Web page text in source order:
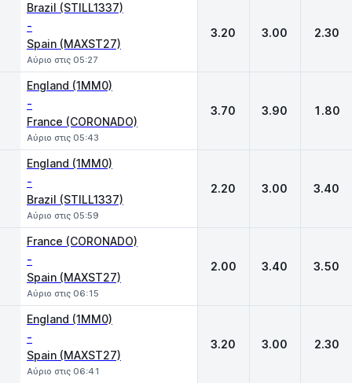
Brazil (STILL1337)
-
Spain (MAXST27)
Αύριο στις 05:27
3.20 3.00 2.30
England (1MM0)
-
France (CORONADO)
Αύριο στις 05:43
3.70 3.90 1.80
England (1MM0)
-
Brazil (STILL1337)
Αύριο στις 05:59
2.20 3.00 3.40
France (CORONADO)
-
Spain (MAXST27)
Αύριο στις 06:15
2.00 3.40 3.50
England (1MM0)
-
Spain (MAXST27)
Αύριο στις 06:41
3.20 3.00 2.30